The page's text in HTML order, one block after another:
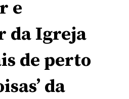
e
da Igreja
de perto
da